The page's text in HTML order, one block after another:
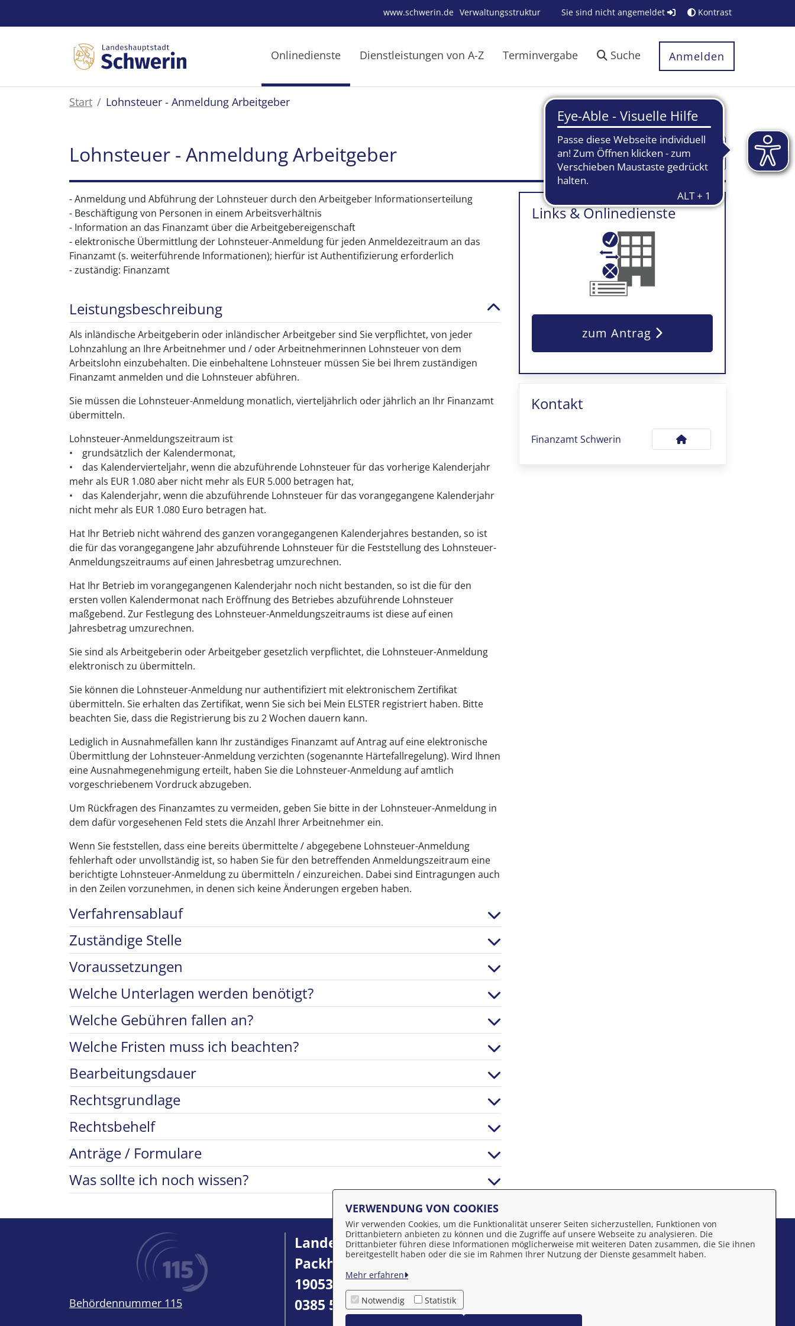
www.schwerin.de Verwaltungsstruktur Sie sind nicht angemeldet Kontrast
Onlinedienste Dienstleistungen von A-Z Terminvergabe Suche Anmelden
Start Lohnsteuer - Anmeldung Arbeitgeber
Lohnsteuer - Anmeldung Arbeitgeber Textblöcke ein-/ausklappen
- Anmeldung und Abführung der Lohnsteuer durch den Arbeitgeber Informationserteilung
- Beschäftigung von Personen in einem Arbeitsverhältnis
- Information an das Finanzamt über die Arbeitgebereigenschaft
- elektronische Übermittlung der Lohnsteuer-Anmeldung für jeden Anmeldezeitraum an das
Finanzamt (s. weiterführende Informationen); hierfür ist Authentifizierung erforderlich
- zuständig: Finanzamt
Leistungsbeschreibung
Als inländische Arbeitgeberin oder inländischer Arbeitgeber sind Sie verpflichtet, von jeder
Lohnzahlung an Ihre Arbeitnehmer und / oder Arbeitnehmerinnen Lohnsteuer von dem
Arbeitslohn einzubehalten. Die einbehaltene Lohnsteuer müssen Sie bei Ihrem zuständigen
Finanzamt anmelden und die Lohnsteuer abführen.
Sie müssen die Lohnsteuer-Anmeldung monatlich, vierteljährlich oder jährlich an Ihr Finanzamt
übermitteln.
Lohnsteuer-Anmeldungszeitraum ist
• grundsätzlich der Kalendermonat,
• das Kalendervierteljahr, wenn die abzuführende Lohnsteuer für das vorherige Kalenderjahr
mehr als EUR 1.080 aber nicht mehr als EUR 5.000 betragen hat,
• das Kalenderjahr, wenn die abzuführende Lohnsteuer für das vorangegangene Kalenderjahr
nicht mehr als EUR 1.080 Euro betragen hat.
Hat Ihr Betrieb nicht während des ganzen vorangegangenen Kalenderjahres bestanden, so ist
die für das vorangegangene Jahr abzuführende Lohnsteuer für die Feststellung des Lohnsteuer-
Anmeldungszeitraums auf einen Jahresbetrag umzurechnen.
Hat Ihr Betrieb im vorangegangenen Kalenderjahr noch nicht bestanden, so ist die für den
ersten vollen Kalendermonat nach Eröffnung des Betriebes abzuführende Lohnsteuer
maßgebend. Zur Festlegung des Lohnsteuer-Anmeldungszeitraums ist diese auf einen
Jahresbetrag umzurechnen.
Sie sind als Arbeitgeberin oder Arbeitgeber gesetzlich verpflichtet, die Lohnsteuer-Anmeldung
elektronisch zu übermitteln.
Sie können die Lohnsteuer-Anmeldung nur authentifiziert mit elektronischem Zertifikat
übermitteln. Sie erhalten das Zertifikat, wenn Sie sich bei Mein ELSTER registriert haben. Bitte
beachten Sie, dass die Registrierung bis zu 2 Wochen dauern kann.
Lediglich in Ausnahmefällen kann Ihr zuständiges Finanzamt auf Antrag auf eine elektronische
Übermittlung der Lohnsteuer-Anmeldung verzichten (sogenannte Härtefallregelung). Wird Ihnen
eine Ausnahmegenehmigung erteilt, haben Sie die Lohnsteuer-Anmeldung auf amtlich
vorgeschriebenem Vordruck abzugeben.
Um Rückfragen des Finanzamtes zu vermeiden, geben Sie bitte in der Lohnsteuer-Anmeldung in
dem dafür vorgesehenen Feld stets die Anzahl Ihrer Arbeitnehmer ein.
Wenn Sie feststellen, dass eine bereits übermittelte / abgegebene Lohnsteuer-Anmeldung
fehlerhaft oder unvollständig ist, so haben Sie für den betreffenden Anmeldungszeitraum eine
berichtigte Lohnsteuer-Anmeldung zu übermitteln / einzureichen. Dabei sind Eintragungen auch
in den Zeilen vorzunehmen, in denen sich keine Änderungen ergeben haben.
Verfahrensablauf
Zuständige Stelle
Voraussetzungen
Welche Unterlagen werden benötigt?
Welche Gebühren fallen an?
Welche Fristen muss ich beachten?
Bearbeitungsdauer
Rechtsgrundlage
Rechtsbehelf
Anträge / Formulare
Was sollte ich noch wissen?
Links & Onlinedienste
zum Antrag
Kontakt
Finanzamt Schwerin
Behördennummer 115
Landeshauptstadt Schwerin
Packhof 2-6
19053 Schwerin
0385 545-0
Impressum
VERWENDUNG VON COOKIES
Wir verwenden Cookies, um die Funktionalität unserer Seiten sicherzustellen, Funktionen von
Drittanbietern anbieten zu können und die Zugriffe auf unsere Webseite zu analysieren. Die
Drittanbieter führen diese Informationen möglicherweise mit weiteren Daten zusammen, die Sie ihnen
bereitgestellt haben oder die sie im Rahmen Ihrer Nutzung der Dienste gesammelt haben.
Mehr erfahren
Notwendig Statistik